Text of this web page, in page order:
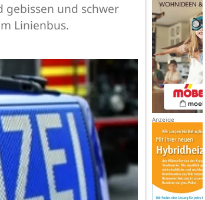
gebissen und schwer
Linienbus.